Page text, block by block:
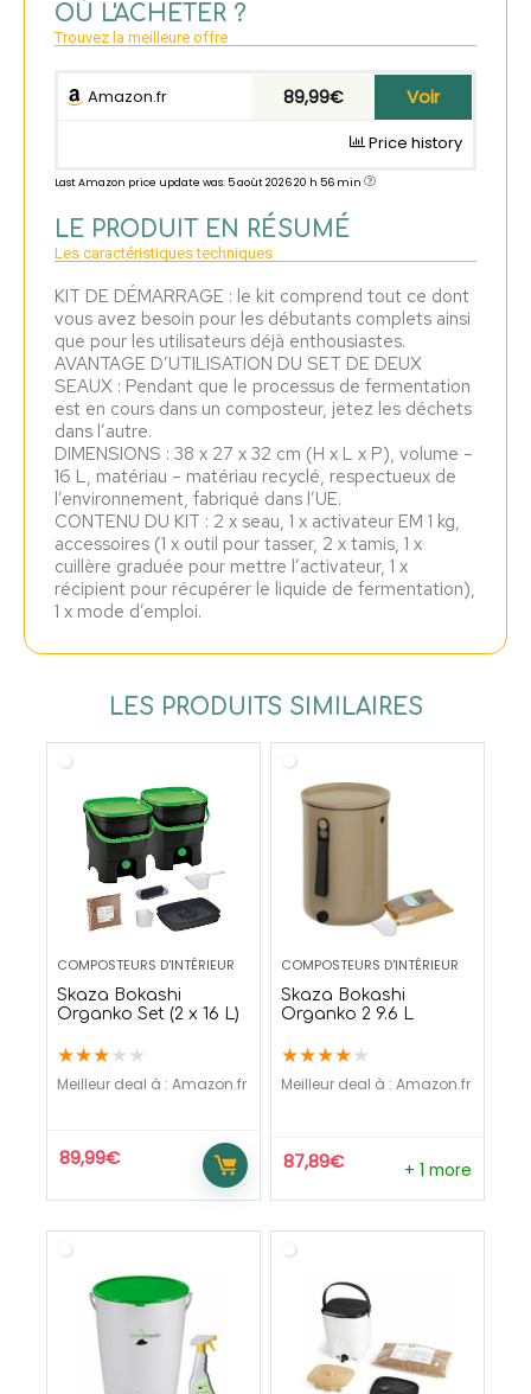
OÙ L'ACHETER ?
Trouvez la meilleure offre
Amazon.fr 89,99€ Voir
Price history
Last Amazon price update was: 5 août 2026 20 h 56 min
LE PRODUIT EN RÉSUMÉ
Les caractéristiques techniques
KIT DE DÉMARRAGE : le kit comprend tout ce dont
vous avez besoin pour les débutants complets ainsi
que pour les utilisateurs déjà enthousiastes.
AVANTAGE D’UTILISATION DU SET DE DEUX
SEAUX : Pendant que le processus de fermentation
est en cours dans un composteur, jetez les déchets
dans l’autre.
DIMENSIONS : 38 x 27 x 32 cm (H x L x P), volume –
16 L, matériau – matériau recyclé, respectueux de
l’environnement, fabriqué dans l’UE.
CONTENU DU KIT : 2 x seau, 1 x activateur EM 1 kg,
accessoires (1 x outil pour tasser, 2 x tamis, 1 x
cuillère graduée pour mettre l’activateur, 1 x
récipient pour récupérer le liquide de fermentation),
1 x mode d’emploi.
LES PRODUITS SIMILAIRES
COMPOSTEURS D'INTÉRIEUR
Skaza Bokashi
Organko Set (2 x 16 L)
★★★★ ★
Meilleur deal à : Amazon.fr
89,99€
COMPOSTEURS D'INTÉRIEUR
Skaza Bokashi
Organko 2 9.6 L
★★★★★
Meilleur deal à : Amazon.fr
87,89€ + 1 more